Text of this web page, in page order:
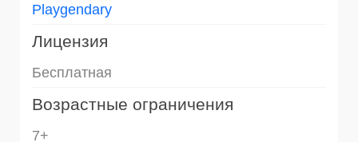
Playgendary
Лицензия
Бесплатная
Возрастные ограничения
7+